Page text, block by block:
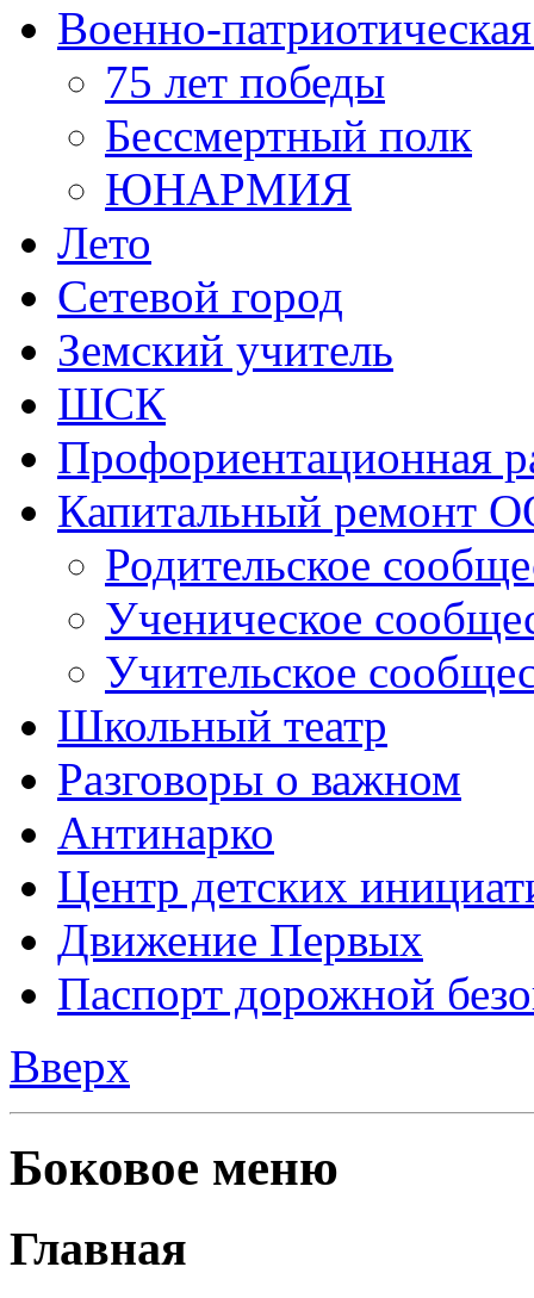
Военно-
75 лет победы
Бессмертный полк
ЮНАРМИЯ
Лето
Сетевой город
Земский учитель
ШСК
Профориентационная
Капитальный ремонт
Родительское
Ученическое
Учительское
Школьный театр
Разговоры о важном
Антинарко
Центр детских
Движение Первых
Паспорт дорожной
Вверх
Боковое меню
Главная